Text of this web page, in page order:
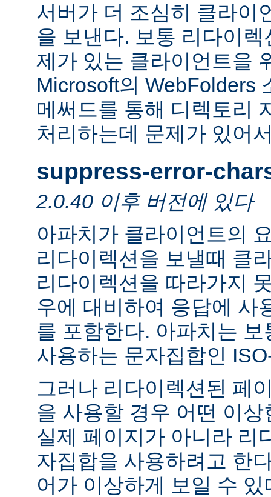
서버가 더 조심히 클라이
을 보낸다. 보통 리다이
제가 있는 클라이언트을
Microsoft의 WebFolders
메써드를 통해 디렉토리
처리하는데 문제가 있어
suppress-error-
2.0.40 이후 버전에 있다
아파치가 클라이언트의
리다이렉션을 보낼때 클
리다이렉션을 따라가지
우에 대비하여 응답에 사
를 포함한다. 아파치는
사용하는 문자집합인
그러나 리다이렉션된 페
을 사용할 경우 어떤 이
실제 페이지가 아니라 리
자집합을 사용하려고 한
어가 이상하게 보일 수 있